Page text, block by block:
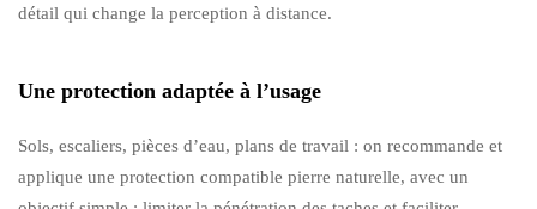
détail qui change la perception à distance.
Une protection adaptée à l’usage
Sols, escaliers, pièces d’eau, plans de travail : on recommande et
applique une protection compatible pierre naturelle, avec un